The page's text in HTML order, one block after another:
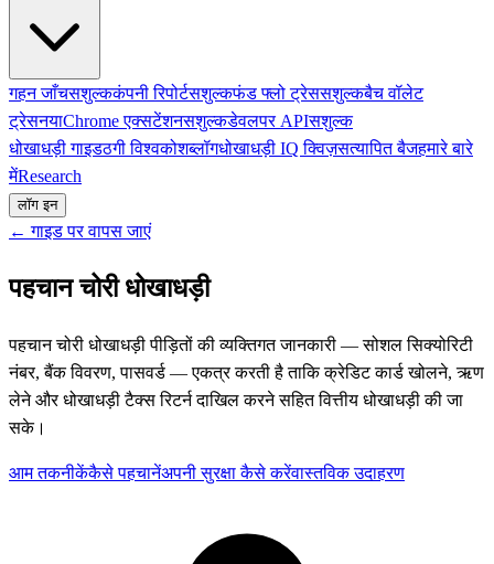
गहन जाँचसशुल्ककंपनी रिपोर्टसशुल्कफंड फ्लो ट्रेससशुल्कबैच वॉलेट
ट्रेसनयाChrome एक्सटेंशनसशुल्कडेवलपर APIसशुल्क
धोखाधड़ी गाइडठगी विश्वकोशब्लॉगधोखाधड़ी IQ क्विज़सत्यापित बैजहमारे बारे
मेंResearch
लॉग इन
← गाइड पर वापस जाएं
पहचान चोरी धोखाधड़ी
पहचान चोरी धोखाधड़ी पीड़ितों की व्यक्तिगत जानकारी — सोशल सिक्योरिटी
नंबर, बैंक विवरण, पासवर्ड — एकत्र करती है ताकि क्रेडिट कार्ड खोलने, ऋण
लेने और धोखाधड़ी टैक्स रिटर्न दाखिल करने सहित वित्तीय धोखाधड़ी की जा
सके।
आम तकनीकेंकैसे पहचानेंअपनी सुरक्षा कैसे करेंवास्तविक उदाहरण